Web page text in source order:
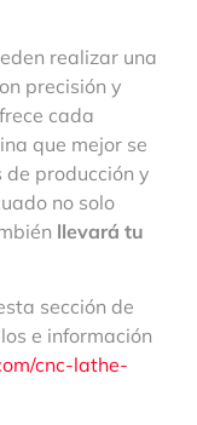
realizar una
precisión y
cada
que mejor se
producción y
no solo
llevará tu
sección de
e información
cnc-lathe-